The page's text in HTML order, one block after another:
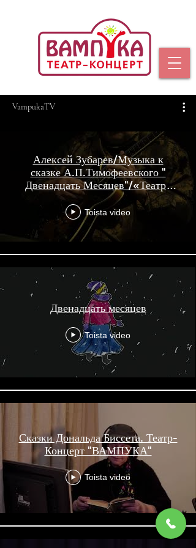
VampukaTV
Алексей Зубарев/Музыка к
сказке А.П.Тимофеевского "
Двенадцать Месяцев"/«Театр-
Концерт «ВАМПУКА»
Toista video
Двенадцать месяцев
Toista video
Сказки Дональда Биссета. Театр-
Концерт "ВАМПУКА"
Toista video